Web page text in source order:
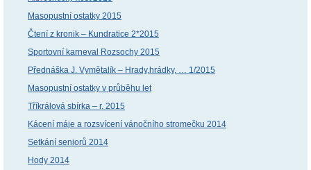
Masopustní ostatky 2015
Čtení z kronik – Kundratice 2*2015
Sportovní karneval Rozsochy 2015
Přednáška J. Vymětalík – Hrady,hrádky, … 1/2015
Masopustní ostatky v průběhu let
Tříkrálová sbírka – r. 2015
Kácení máje a rozsvícení vánočního stromečku 2014
Setkání seniorů 2014
Hody 2014